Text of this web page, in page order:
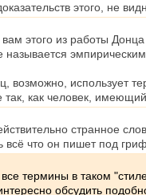
этого, не
вам этого из работы
называется
возможно, использует
так, как человек,
странное
всё что он пишет под
термины в таком
обсудить